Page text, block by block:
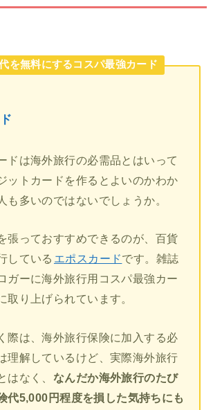
を無料にするコスパ最強カード
ドは海外旅行の必需品とはいって
ットカードを作るとよいのかわか
も多いのではないでしょうか。
張っておすすめできるのが、百貨
している エポスカードです。雑誌
ガーに海外旅行用コスパ最強カー
取り上げられています。
際は、海外旅行保険に加入する必
理解しているけど、実際海外旅行
はなく、 なんだか海外旅行のたび
代5,000円程度を損した気持ちにも